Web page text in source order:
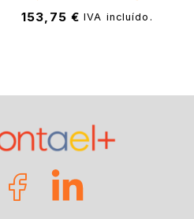
153,75 € IVA incluído.